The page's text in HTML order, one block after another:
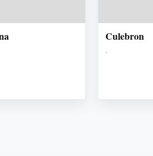
Culebron
.